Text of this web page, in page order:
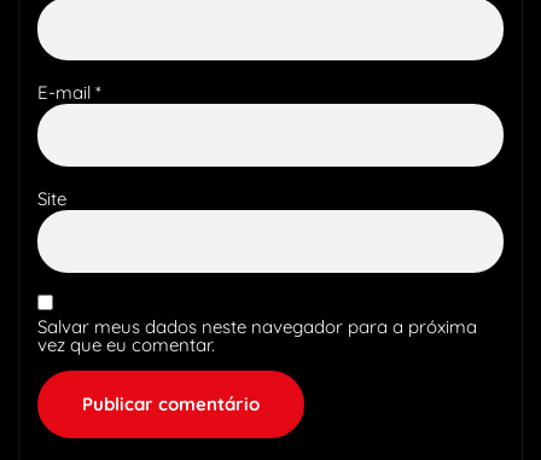
E-mail *
Site
Salvar meus dados neste navegador para a próxima
vez que eu comentar.